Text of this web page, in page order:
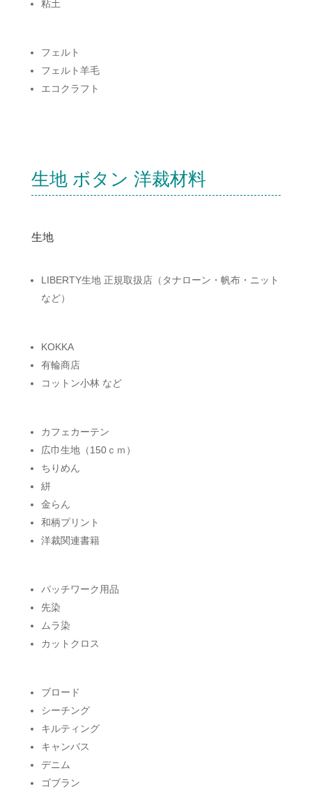
粘土
フェルト
フェルト羊毛
エコクラフト
生地 ボタン 洋裁材料
生地
LIBERTY生地 正規取扱店（タナローン・帆布・ニット
など）
KOKKA
有輪商店
コットン小林 など
カフェカーテン
広巾生地（150ｃｍ）
ちりめん
絣
金らん
和柄プリント
洋裁関連書籍
パッチワーク用品
先染
ムラ染
カットクロス
ブロード
シーチング
キルティング
キャンバス
デニム
ゴブラン